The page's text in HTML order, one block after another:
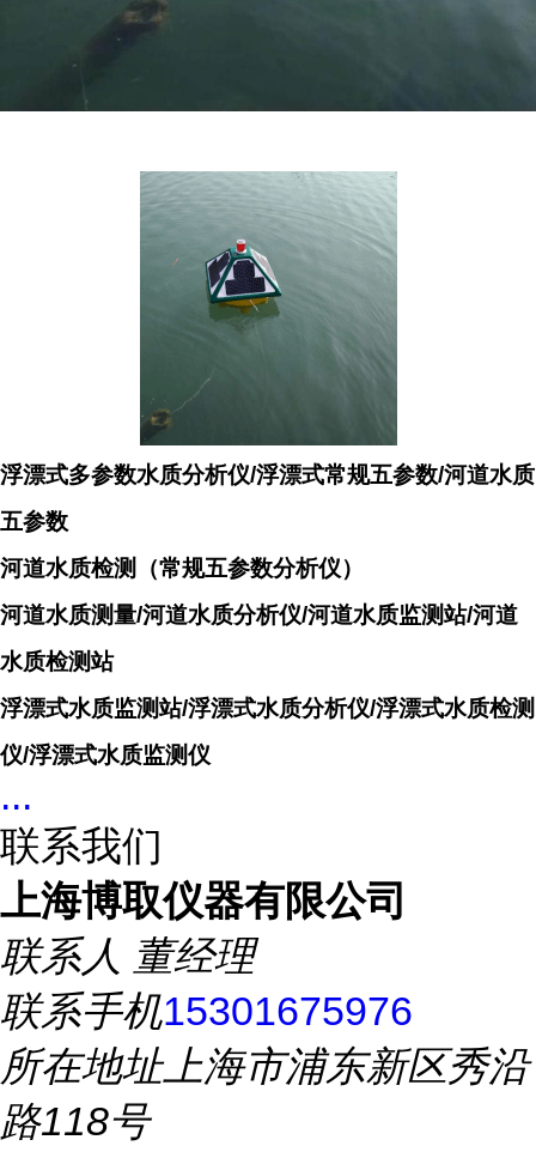
浮漂式多参数水质分析仪/浮漂式常规五参数/河道水质
五参数
河道水质检测（常规五参数分析仪）
河道水质测量/河道水质分析仪/河道水质监测站/河道
水质检测站
浮漂式水质监测站/浮漂式水质分析仪/浮漂式水质检测
仪/浮漂式水质监测仪
...
联系我们
上海博取仪器有限公司
联系人 董经理
联系手机15301675976
所在地址上海市浦东新区秀沿
路118号